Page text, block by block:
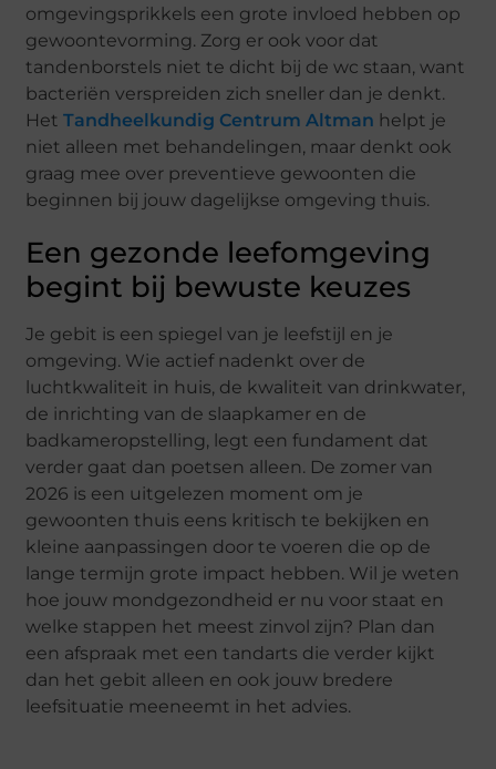
omgevingsprikkels een grote invloed hebben op
gewoontevorming. Zorg er ook voor dat
tandenborstels niet te dicht bij de wc staan, want
bacteriën verspreiden zich sneller dan je denkt.
HetTandheelkundig Centrum Altman helpt je
niet alleen met behandelingen, maar denkt ook
graag mee over preventieve gewoonten die
beginnen bij jouw dagelijkse omgeving thuis.
Een gezonde leefomgeving
begint bij bewuste keuzes
Je gebit is een spiegel van je leefstijl en je
omgeving. Wie actief nadenkt over de
luchtkwaliteit in huis, de kwaliteit van drinkwater,
de inrichting van de slaapkamer en de
badkameropstelling, legt een fundament dat
verder gaat dan poetsen alleen. De zomer van
2026 is een uitgelezen moment om je
gewoonten thuis eens kritisch te bekijken en
kleine aanpassingen door te voeren die op de
lange termijn grote impact hebben. Wil je weten
hoe jouw mondgezondheid er nu voor staat en
welke stappen het meest zinvol zijn? Plan dan
een afspraak met een tandarts die verder kijkt
dan het gebit alleen en ook jouw bredere
leefsituatie meeneemt in het advies.